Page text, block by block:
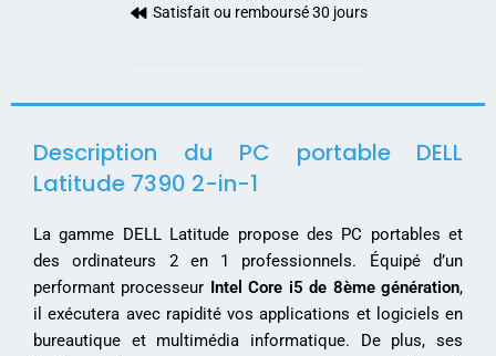
Satisfait ou remboursé 30 jours
Description du PC portable DELL
Latitude 7390 2-in-1
La gamme DELL Latitude propose des PC portables et
des ordinateurs 2 en 1 professionnels. Équipé d’un
performant processeur Intel Core i5 de 8ème génération,
il exécutera avec rapidité vos applications et logiciels en
bureautique et multimédia informatique. De plus, ses